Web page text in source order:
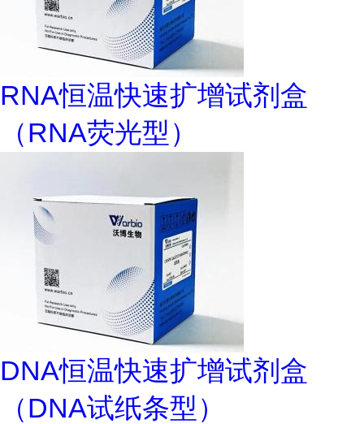
RNA恒温快速扩增试剂盒
（RNA荧光型）
DNA恒温快速扩增试剂盒
（DNA试纸条型）